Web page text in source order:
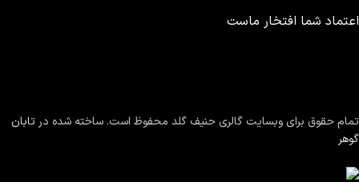
اعتماد شما افتخار ماست
تمام حقوق برای وبسایت گالری حنیف گلد محفوظ است. ساخته شده در تابان
گوهر